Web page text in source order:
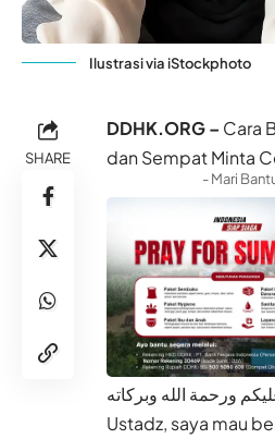
Ilustrasi via iStockphoto
SHARE
DDHK.ORG – Cara
dan Sempat Minta
- Mari
ورحمة الله وبركاته
Ustadz, saya mau